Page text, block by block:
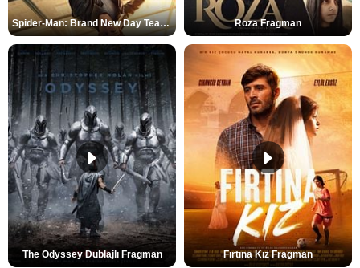
Spider-Man: Brand New Day Teaser Roza Fragman
The Odyssey Dublajlı Fragman Fırtına Kız Fragman